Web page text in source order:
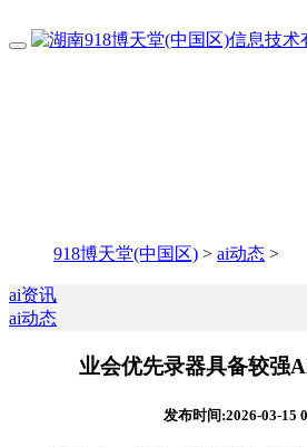
918博天堂(中国区) > ai动态 >
ai资讯
ai动态
业会优先录器具备较强
发布时间:2026-03-15